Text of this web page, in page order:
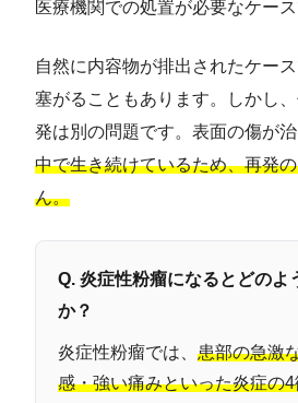
医療機関での処置が必要なケース
自然に内容物が排出されたケー
塞がることもあります。しかし
発は別の問題です。表面の傷が治
中で生き続けているため、再発
ん。
Q. 炎症性粉瘤になるとどのよ
か？
炎症性粉瘤では、 患部の急激
感・強い痛みといった炎症の